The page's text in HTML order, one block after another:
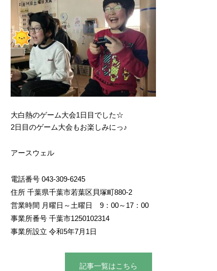
大白熱のゲーム大会1日目でした☆
2日目のゲーム大会もお楽しみにっ♪
アースウェル
電話番号 043-309-6245
住所 千葉県千葉市若葉区貝塚町880-2
営業時間 月曜日～土曜日 9：00～17：00
事業所番号 千葉市1250102314
事業所設立 令和5年7月1日
記事⼀覧はこちら